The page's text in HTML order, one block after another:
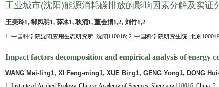
工业城市(沈阳)能源消耗碳排放的影响因素分解及实证
王美玲1, 郗凤明1, 薛冰1, 耿涌1, 董会娟1,2, 刘竹1,2
1. 中国科学院沈阳应用生态研究所, 沈阳110016; 2. 中国科学院研究生院, 北京100049
Impact factors decomposition and empirical analysis of energy
WANG Mei-ling1, XI Feng-ming1, XUE Bing1, GENG Yong1, DONG
1. Institute of Applied Ecology, Chinese Academy of Sciences, Shenyang 110016, China;